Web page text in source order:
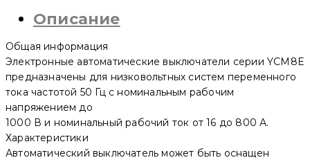
литом
корпусе
1000
3P,
1000
A,
50/35kA,
400
V,
H
(CNC
Electric)
Описание
Общая информация
Электронные автоматические выключатели серии YCM8E
предназначены для низковольтных систем переменного
тока частотой 50 Гц с номинальным рабочим
напряжением до
1000 В и номинальный рабочий ток от 16 до 800 А.
Характеристики
Автоматический выключатель может быть оснащен